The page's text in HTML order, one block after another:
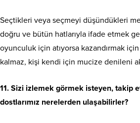
Seçtikleri veya seçmeyi düşündükleri
doğru ve bütün hatlarıyla ifade etmek
oyunculuk için atıyorsa kazandırmak
kalmaz, kişi kendi için mucize denileni
11. Sizi izlemek görmek isteyen, takip
dostlarımız nerelerden ulaşabilirler?